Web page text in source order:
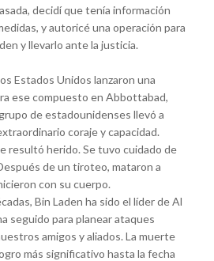
decidí que tenía información
y autoricé una operación para
y llevarlo ante la justicia.
Estados Unidos lanzaron una
ese compuesto en Abbottabad,
de estadounidenses llevó a
coraje y capacidad.
resultó herido. Se tuvo cuidado de
de un tiroteo, mataron a
con su cuerpo.
Bin Laden ha sido el líder de Al
seguido para planear ataques
amigos y aliados. La muerte
más significativo hasta la fecha